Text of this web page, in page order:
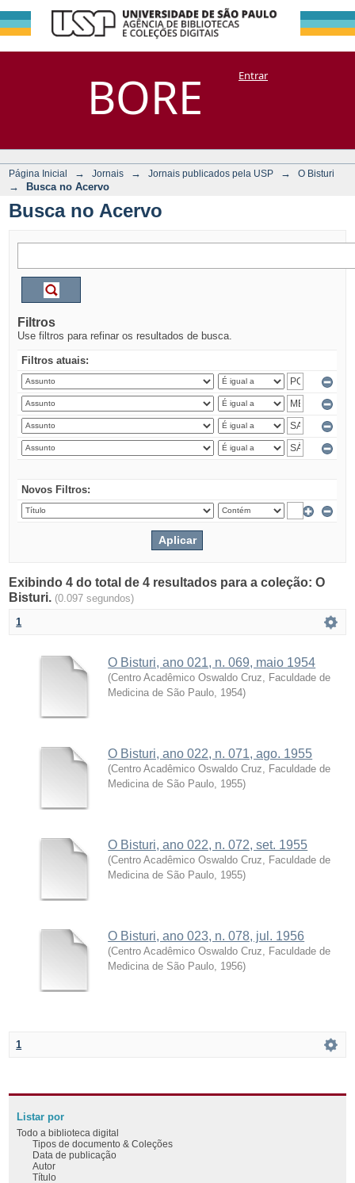
BORE
Busca no Acervo
DSpace/Manakin + CoriscoEntrar
Página Inicial → Jornais → Jornais publicados pela USP → O Bisturi
→ Busca no Acervo
Busca no Acervo
Filtros
Use filtros para refinar os resultados de busca.
Filtros atuais:
Novos Filtros:
Exibindo 4 do total de 4 resultados para a coleção: O
Bisturi. (0.097 segundos)
1
O Bisturi, ano 021, n. 069, maio 1954
(Centro Acadêmico Oswaldo Cruz, Faculdade de
Medicina de São Paulo 1954)
O Bisturi, ano 022, n. 071, ago. 1955
(Centro Acadêmico Oswaldo Cruz, Faculdade de
Medicina de São Paulo 1955)
O Bisturi, ano 022, n. 072, set. 1955
(Centro Acadêmico Oswaldo Cruz, Faculdade de
Medicina de São Paulo 1955)
O Bisturi, ano 023, n. 078, jul. 1956
(Centro Acadêmico Oswaldo Cruz, Faculdade de
Medicina de São Paulo 1956)
1
Listar por
Todo a biblioteca digital
Tipos de documento & Coleções
Data de publicação
Autor
Título